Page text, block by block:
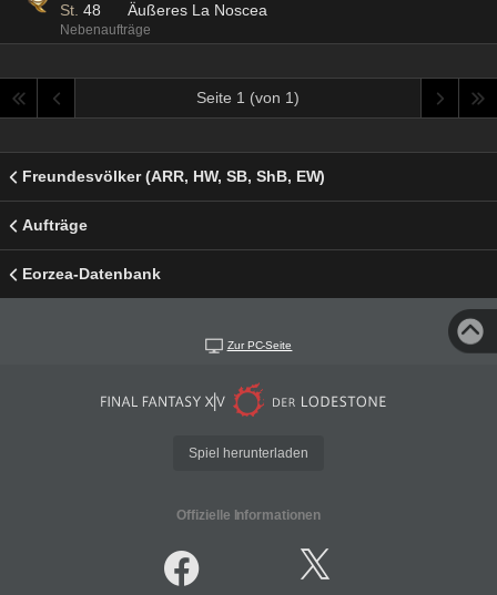
St. 48 Äußeres La Noscea
Nebenaufträge
Seite 1 (von 1)
Freundesvölker (ARR, HW, SB, ShB, EW)
Aufträge
Eorzea-Datenbank
Zur PC-Seite
Spiel herunterladen
Offizielle Informationen